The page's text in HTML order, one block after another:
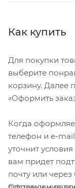
Как купить
Для покупки
выберите
корзину. Далее
«Оформить
Когда
телефон и e-
уточнит
вам придет
почту или